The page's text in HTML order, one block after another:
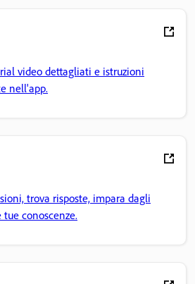
video dettagliati e istruzioni
nell'app.
trova risposte, impara dagli
conoscenze.